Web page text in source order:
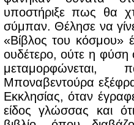
υποστήριξε πως θα
σύμπαν. Θέλησε να
«Βίβλος του κόσμου»
ουδέτερο, ούτε η
μεταμορφώνεται,
Μποναβεντούρα
Εκκλησίας, όταν
είδος γλώσσας και